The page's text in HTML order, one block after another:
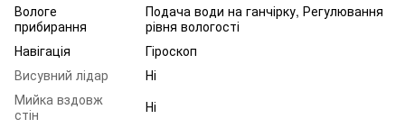
Вологе
прибирання
Подача води на ганчірку, Регулювання
рівня вологості
Навігація
Гіроскоп
Висувний лідар
Ні
Мийка вздовж
стін
Ні